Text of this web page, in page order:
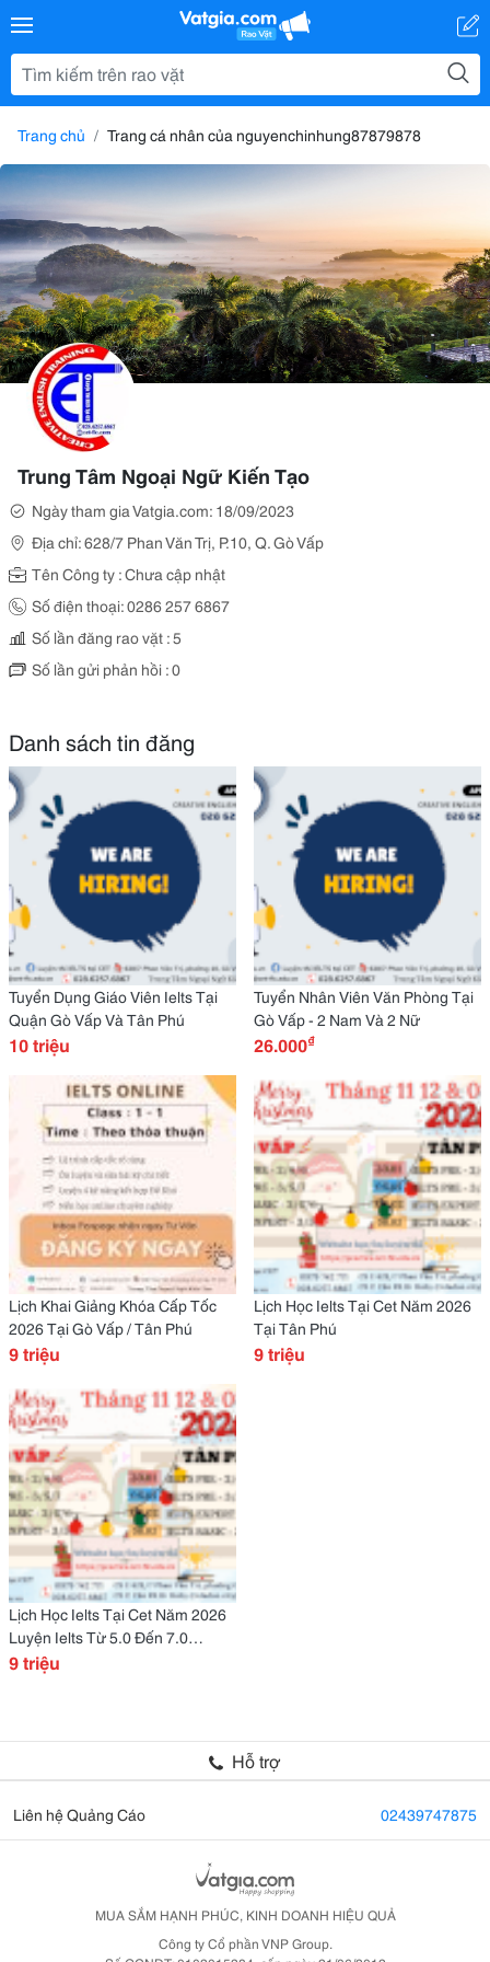
Trang chủ Trang cá nhân của nguyenchinhung87879878
Trung Tâm Ngoại Ngữ Kiến Tạo
Ngày tham gia Vatgia.com: 18/09/2023
Địa chỉ: 628/7 Phan Văn Trị, P.10, Q. Gò Vấp
Tên Công ty : Chưa cập nhật
Số điện thoại: 0286 257 6867
Số lần đăng rao vặt : 5
Số lần gửi phản hồi : 0
Danh sách tin đăng
Tuyển Dụng Giáo Viên Ielts Tại
Quận Gò Vấp Và Tân Phú
10 triệu
Tuyển Nhân Viên Văn Phòng Tại
Gò Vấp - 2 Nam Và 2 Nữ
26.000₫
Lịch Khai Giảng Khóa Cấp Tốc
2026 Tại Gò Vấp / Tân Phú
9 triệu
Lịch Học Ielts Tại Cet Năm 2026
Tại Tân Phú
9 triệu
Lịch Học Ielts Tại Cet Năm 2026
Luyện Ielts Từ 5.0 Đến 7.0
957857067
9 triệu
Hỗ trợ
Liên hệ Quảng Cáo 02439747875
MUA SẮM HẠNH PHÚC, KINH DOANH HIỆU QUẢ
Công ty Cổ phần VNP Group.